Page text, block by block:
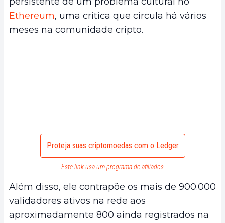
Ethereum, uma crítica que circula há vários
meses na comunidade cripto.
Proteja suas criptomoedas com o Ledger
Este link usa um programa de afiliados
Além disso, ele contrapõe os mais de 900.000
validadores ativos na rede aos
aproximadamente 800 ainda registrados na